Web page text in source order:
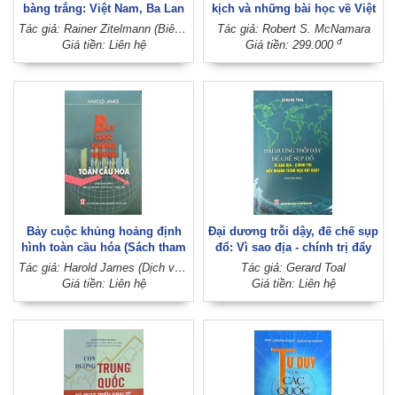
bàng trắng: Việt Nam, Ba Lan
và nguồn gốc sự thịnh vượng
(Sách tham khảo)
Tác giả: Rainer Zitelmann (Biên dịch - Hiệu đính: Thu Thủy - Chu Ngân)
Giá tiền: Liên hệ
kịch và những bài học về Việt
Nam
Tác giả: Robert S. McNamara
Giá tiền: 299.000 đ
Bảy cuộc khủng hoảng định
hình toàn cầu hóa (Sách tham
khảo)
Tác giả: Harold James (Dịch và hiệu đính: Tuấn Trung - Thoan Thu)
Giá tiền: Liên hệ
Đại dương trỗi dậy, đế chế sụp
đổ: Vì sao địa - chính trị đẩy
nhanh thảm họa khí hậu?
(Sách tham khảo)
Tác giả: Gerard Toal
Giá tiền: Liên hệ